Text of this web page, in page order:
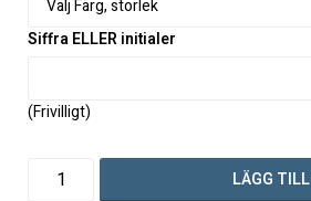
Siffra ELLER initialer
(Frivilligt)
LÄGG TILL